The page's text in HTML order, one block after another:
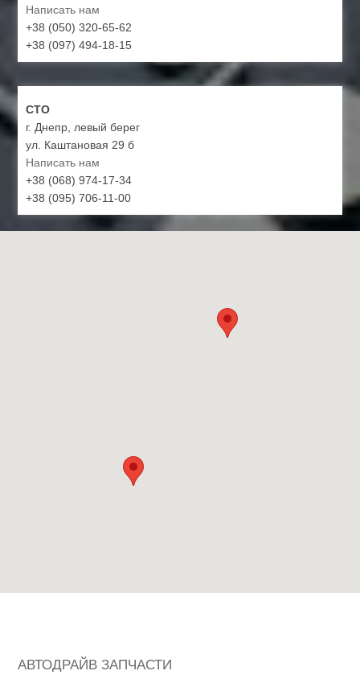
Написать нам
+38 (050) 320-65-62
+38 (097) 494-18-15
СТО
г. Днепр, левый берег
ул. Каштановая 29 б
Написать нам
+38 (068) 974-17-34
+38 (095) 706-11-00
АВТОДРАЙВ ЗАПЧАСТИ